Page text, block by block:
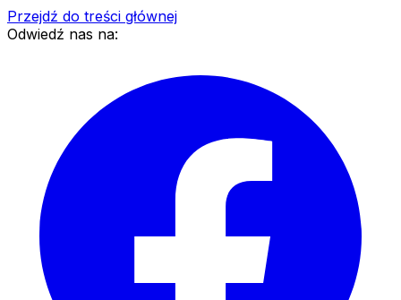
Przejdź do treści głównej
Odwiedź nas na: